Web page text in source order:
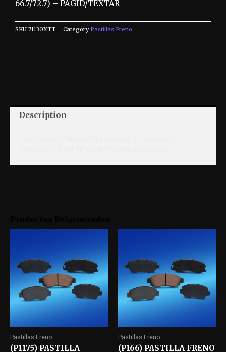
Pastillas Freno
(P1175) PASTILLA
Pastillas Freno
(P166) PASTILLA FRENO
66.7/72.7) – PAGID/TEXTAR
SKU 71130XTT Category Pastillas Freno
Description